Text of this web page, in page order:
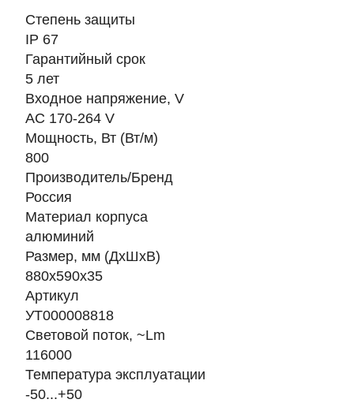
Степень защиты
IP 67
Гарантийный срок
5 лет
Входное напряжение, V
AC 170-264 V
Мощность, Вт (Вт/м)
800
Производитель/Бренд
Россия
Материал корпуса
алюминий
Размер, мм (ДхШхВ)
880х590х35
Артикул
УТ000008818
Световой поток, ~Lm
116000
Температура эксплуатации
-50...+50